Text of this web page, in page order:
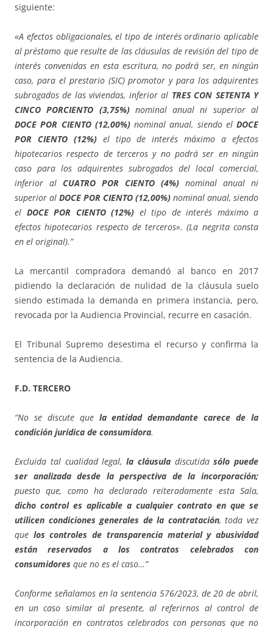
siguiente:
«A efectos obligacionales, el tipo de interés ordinario aplicable
al préstamo que resulte de las cláusulas de revisión del tipo de
interés convenidas en esta escritura, no podrá ser, en ningún
caso, para el prestario (SIC) promotor y para los adquirentes
subrogados de las viviendas, inferior al TRES CON SETENTA Y
CINCO PORCIENTO (3,75%) nominal anual ni superior al
DOCE POR CIENTO (12,00%) nominal anual, siendo el DOCE
POR CIENTO (12%) el tipo de interés máximo a efectos
hipotecarios respecto de terceros y no podrá ser en ningún
caso para los adquirentes subrogados del local comercial,
inferior al CUATRO POR CIENTO (4%) nominal anual ni
superior al DOCE POR CIENTO (12,00%) nominal anual, siendo
el DOCE POR CIENTO (12%) el tipo de interés máximo a
efectos hipotecarios respecto de terceros». (La negrita consta
en el original).”
La mercantil compradora demandó al banco en 2017
pidiendo la declaración de nulidad de la cláusula suelo
siendo estimada la demanda en primera instancia, pero,
revocada por la Audiencia Provincial, recurre en casación.
El Tribunal Supremo desestima el recurso y confirma la
sentencia de la Audiencia.
F.D. TERCERO
“No se discute que la entidad demandante carece de la
condición jurídica de consumidora.
Excluida tal cualidad legal, la cláusuladiscutidasólo puede
ser analizada desde la perspectiva de la incorporación;
puesto que, como ha declarado reiteradamente esta Sala,
dicho control es aplicable a cualquier contrato en que se
utilicen condiciones generales de la contratación, toda vez
que los controles de transparencia material y abusividad
están reservados a los contratos celebrados con
consumidores que no es el caso…”
Conforme señalamos en la sentencia 576/2023, de 20 de abril,
en un caso similar al presente, al referirnos al control de
incorporación en contratos celebrados con personas que no